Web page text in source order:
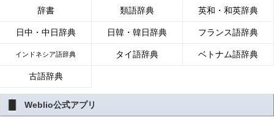
辞書 類語辞典 英和・和英辞典
日中・中日辞典 日韓・韓日辞典 フランス語辞典
インドネシア語辞典 タイ語辞典 ベトナム語辞典
古語辞典
Weblio公式アプリ